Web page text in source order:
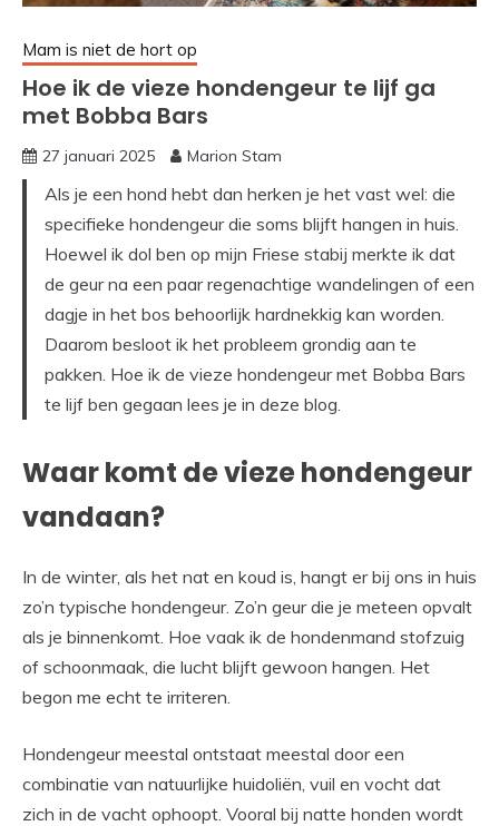
Mam is niet de hort op
Hoe ik de vieze hondengeur te lijf ga
met Bobba Bars
27 januari 2025 Marion Stam
Als je een hond hebt dan herken je het vast wel: die
specifieke hondengeur die soms blijft hangen in huis.
Hoewel ik dol ben op mijn Friese stabij merkte ik dat
de geur na een paar regenachtige wandelingen of een
dagje in het bos behoorlijk hardnekkig kan worden.
Daarom besloot ik het probleem grondig aan te
pakken. Hoe ik de vieze hondengeur met Bobba Bars
te lijf ben gegaan lees je in deze blog.
Waar komt de vieze hondengeur
vandaan?
In de winter, als het nat en koud is, hangt er bij ons in huis
zo’n typische hondengeur. Zo’n geur die je meteen opvalt
als je binnenkomt. Hoe vaak ik de hondenmand stofzuig
of schoonmaak, die lucht blijft gewoon hangen. Het
begon me echt te irriteren.
Hondengeur meestal ontstaat meestal door een
combinatie van natuurlijke huidoliën, vuil en vocht dat
zich in de vacht ophoopt. Vooral bij natte honden wordt